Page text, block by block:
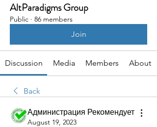
AltParadigms Group
Public · 86 members
Join
Discussion Media Members About
Back
Администрация Рекомендует
August 19, 2023